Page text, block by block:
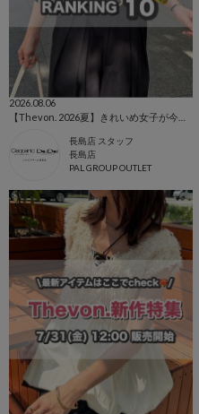
2026.08.06
長島店 スタッフ
長島店
PAL GROUP OUTLET